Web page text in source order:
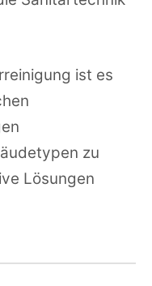
ist es
zu
Lösungen